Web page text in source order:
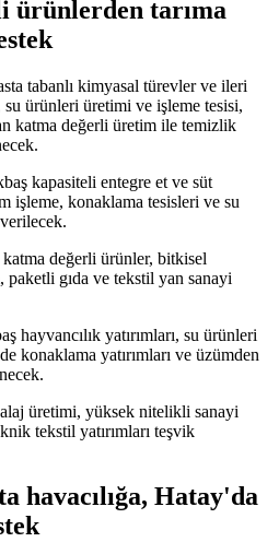
ürünlerden tarıma
tabanlı kimyasal türevler ve ileri
ürünleri üretimi ve işleme tesisi,
katma değerli üretim ile temizlik
kapasiteli entegre et ve süt
işleme, konaklama tesisleri ve su
değerli ürünler, bitkisel
gıda ve tekstil yan sanayi
hayvancılık yatırımları, su ürünleri
konaklama yatırımları ve üzümden
üretimi, yüksek nitelikli sanayi
tekstil yatırımları teşvik
havacılığa, Hatay'da